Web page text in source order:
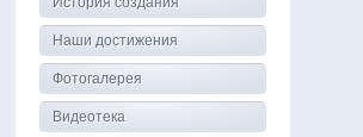
Наши достижения
Фотогалерея
Видеотека